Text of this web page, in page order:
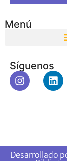
Menú
Síguenos
Desarrollado